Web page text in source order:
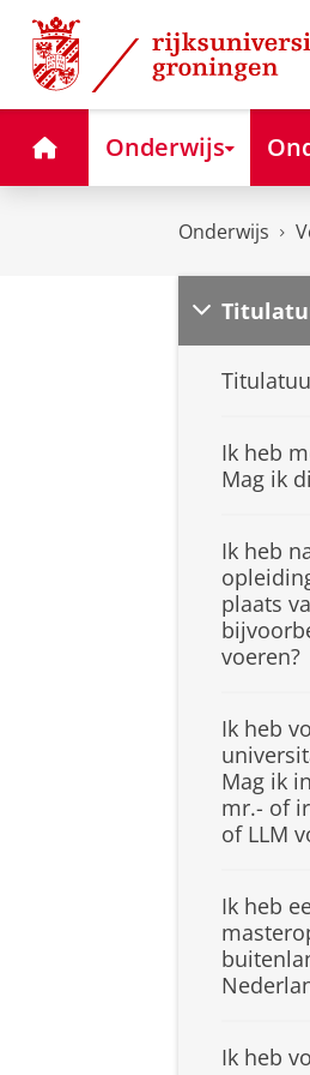
Skip
Content
Skip
Navigation
HomeOnderwijs
Onderwijs
Ik heb
Mag ik
Ik heb
plaats
voeren?
Ik heb
Mag ik
mr.- of
of LLM
Ik heb
Ik heb